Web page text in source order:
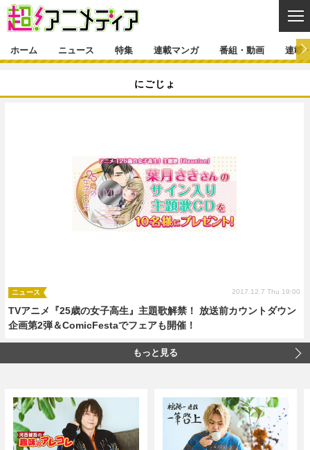
音楽
グッズ イベント
声優 コスプレ
インタビュー レポート
ラキりす
連載マンガ一覧 連載一覧
番組・動画一覧 ラジオ
動画
連載・ブログ一覧 コラム
ホーム ニュース 特集 連載マンガ 番組・動画 連載
にごじょ
TVアニメ『25歳の女子高生』主題歌解禁！ 放送前カウントダウン
企画第2弾＆ComicFestaでフェアも開催！
ニュース 2017.12.7 Thu 19:00
もっと見る